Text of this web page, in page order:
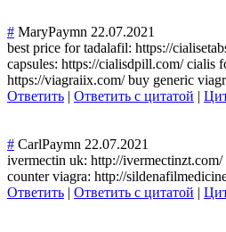
# MaryPaymn 22.07.2021
best price for tadalafil: https://
capsules: https://cialisdpill.com/ cialis
https://viagraiix.com/ buy generic
Ответить | Ответить с цитатой |
# CarlPaymn 22.07.2021
ivermectin uk: http://
counter viagra: http://
Ответить | Ответить с цитатой |